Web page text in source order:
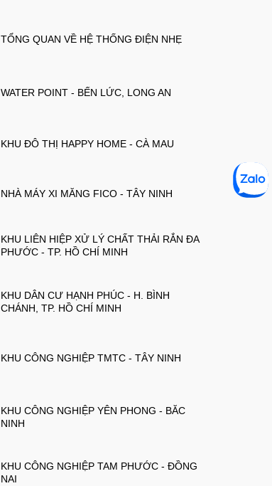
TỔNG QUAN VỀ HỆ THỐNG ĐIỆN NHẸ
WATER POINT - BẾN LỨC, LONG AN
KHU ĐÔ THỊ HAPPY HOME - CÀ MAU
NHÀ MÁY XI MĂNG FICO - TÂY NINH
KHU LIÊN HIỆP XỬ LÝ CHẤT THẢI RẮN ĐA
PHƯỚC - TP. HỒ CHÍ MINH
KHU DÂN CƯ HẠNH PHÚC - H. BÌNH
CHÁNH, TP. HỒ CHÍ MINH
KHU CÔNG NGHIỆP TMTC - TÂY NINH
KHU CÔNG NGHIỆP YÊN PHONG - BĂC
NINH
KHU CÔNG NGHIỆP TAM PHƯỚC - ĐỒNG
NAI